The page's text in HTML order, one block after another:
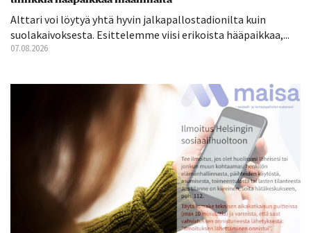
Alttari voi löytyä yhtä hyvin jalkapallostadionilta kuin
suolakaivoksesta. Esittelemme viisi erikoista hääpaikkaa,...
07.08.2026